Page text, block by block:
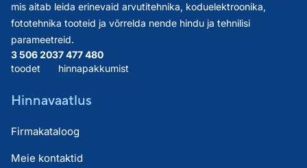
mis aitab leida erinevaid arvutitehnika, koduelektroonika,
fototehnika tooteid ja võrrelda nende hindu ja tehnilisi
parameetreid.
3 506 203
toodet
7 477 480
hinnapakkumist
Hinnavaatlus
Firmakataloog
Meie kontaktid